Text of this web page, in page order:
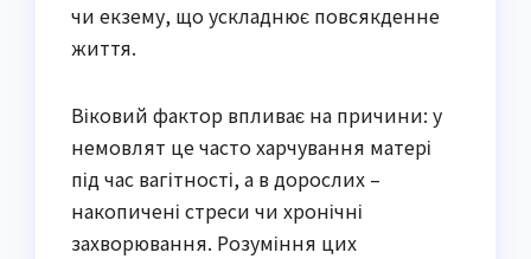
чи екзему, що ускладнює повсякденне
життя.
Віковий фактор впливає на причини: у
немовлят це часто харчування матері
під час вагітності, а в дорослих –
накопичені стреси чи хронічні
захворювання. Розуміння цих